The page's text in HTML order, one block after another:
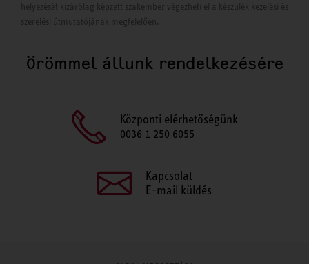
helyezését kizárólag képzett szakember végezheti el a készülék kezelési és
szerelési útmutatójának megfelelően.
Örömmel állunk rendelkezésére
Központi elérhetőségünk
0036 1 250 6055
Kapcsolat
E-mail küldés